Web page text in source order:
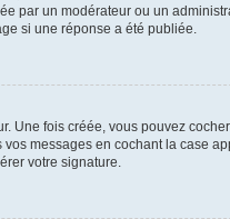
par un modérateur ou un
si une réponse a été publiée.
Une fois créée, vous pouvez
messages en cochant la case
votre signature.